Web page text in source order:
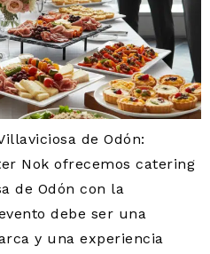
de Odón:
Nok ofrecemos catering
de Odón con la
debe ser una
y una experiencia